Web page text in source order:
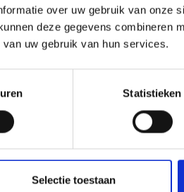
over uw gebruik van onze
deze gegevens combineren
uw gebruik van hun services.
Statistieken
Selectie toestaan
traduction de cette page par un